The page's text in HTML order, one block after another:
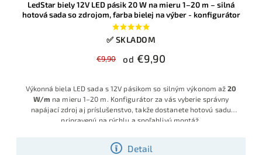
LedStar biely 12V LED pásik 20 W na mieru 1–20 m – silná
hotová sada so zdrojom, farba bielej na výber - konfigurátor
✅ SKLADOM
€9,90 od €9,90
Detail
Výkonná biela LED sada s 12V pásikom so silným výkonom až20
W/m na mieru 1–20 m. Konfigurátor za vás vyberie správny
napájací zdroj aj príslušenstvo, takže dostanete hotovú sadu
pripravenú na rýchlu a spoľahlivú montáž.